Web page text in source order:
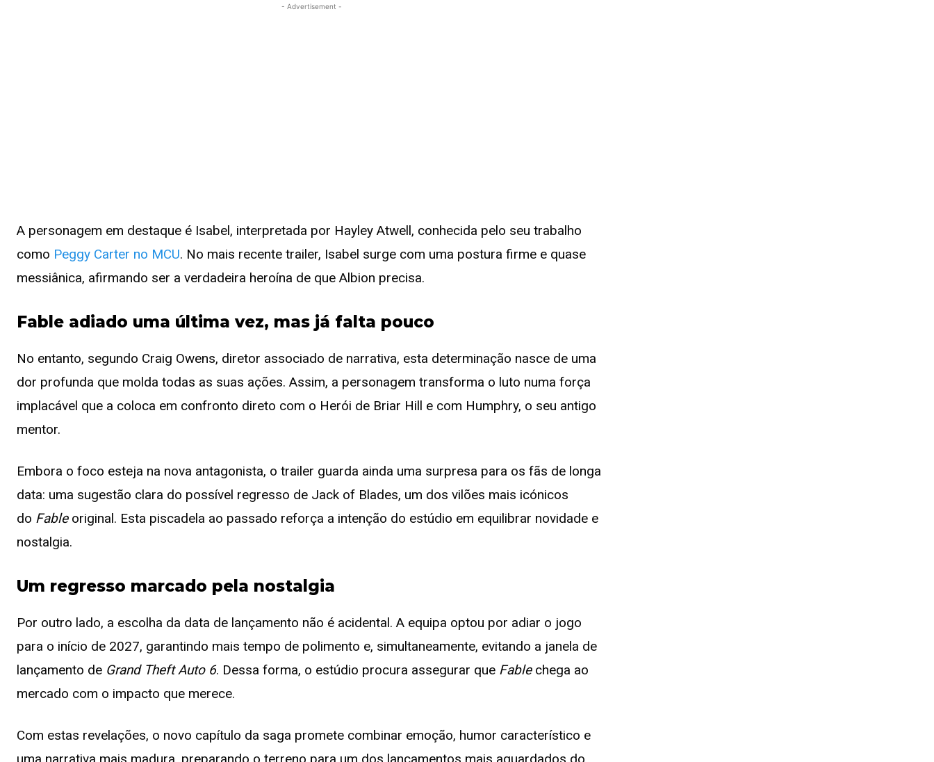
- Advertisement -
A personagem em destaque é Isabel, interpretada por Hayley Atwell, conhecida pelo seu trabalho
como Peggy Carter no MCU. No mais recente trailer, Isabel surge com uma postura firme e quase
messiânica, afirmando ser a verdadeira heroína de que Albion precisa.
Fable adiado uma última vez, mas já falta pouco
No entanto, segundo Craig Owens, diretor associado de narrativa, esta determinação nasce de uma
dor profunda que molda todas as suas ações. Assim, a personagem transforma o luto numa força
implacável que a coloca em confronto direto com o Herói de Briar Hill e com Humphry, o seu antigo
mentor.
Embora o foco esteja na nova antagonista, o trailer guarda ainda uma surpresa para os fãs de longa
data: uma sugestão clara do possível regresso de Jack of Blades, um dos vilões mais icónicos
do Fableoriginal. Esta piscadela ao passado reforça a intenção do estúdio em equilibrar novidade e
nostalgia.
Um regresso marcado pela nostalgia
Por outro lado, a escolha da data de lançamento não é acidental. A equipa optou por adiar o jogo
para o início de 2027, garantindo mais tempo de polimento e, simultaneamente, evitando a janela de
lançamento de Grand Theft Auto 6. Dessa forma, o estúdio procura assegurar que Fablechega ao
mercado com o impacto que merece.
Com estas revelações, o novo capítulo da saga promete combinar emoção, humor característico e
uma narrativa mais madura, preparando o terreno para um dos lançamentos mais aguardados do